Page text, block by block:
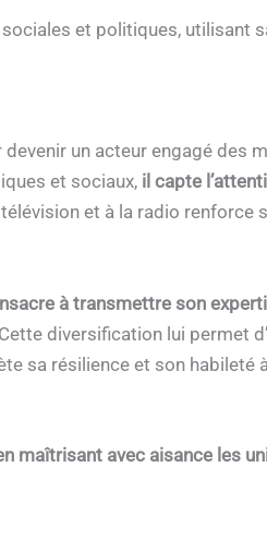
et politiques, utilisant
un acteur engagé des
et sociaux, il capte
et à la radio
à transmettre son
diversification lui permet
sa résilience et son habileté
maîtrisant avec aisance les